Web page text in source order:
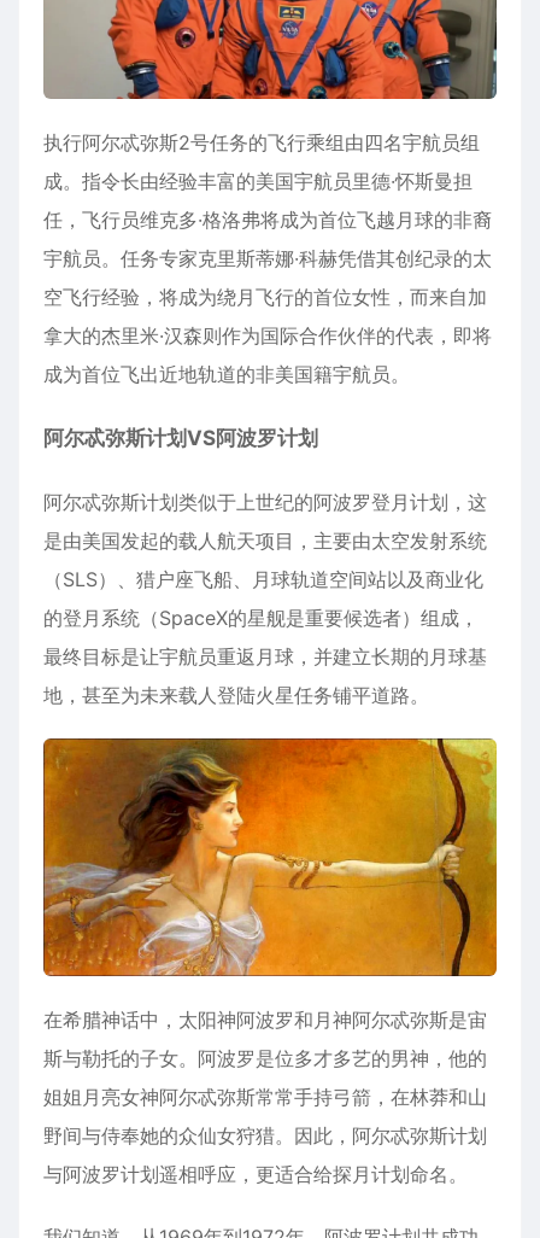
执行阿尔忒弥斯2号任务的飞行乘组由四名宇航员组
成。指令长由经验丰富的美国宇航员里德·怀斯曼担
任，飞行员维克多·格洛弗将成为首位飞越月球的非裔
宇航员。任务专家克里斯蒂娜·科赫凭借其创纪录的太
空飞行经验，将成为绕月飞行的首位女性，而来自加
拿大的杰里米·汉森则作为国际合作伙伴的代表，即将
成为首位飞出近地轨道的非美国籍宇航员。
阿尔忒弥斯计划VS阿波罗计划
阿尔忒弥斯计划类似于上世纪的阿波罗登月计划，这
是由美国发起的载人航天项目，主要由太空发射系统
（SLS）、 猎户座飞船 、月球轨道空间站以及商业化
的登月系统（SpaceX的星舰是重要候选者）组成，
最终目标是让宇航员重返月球，并建立长期的月球基
地，甚至为未来载人登陆火星任务铺平道路。
在希腊神话中，太阳神阿波罗和月神阿尔忒弥斯是宙
斯与勒托的子女。阿波罗是位多才多艺的男神，他的
姐姐月亮女神阿尔忒弥斯常常手持弓箭，在林莽和山
野间与侍奉她的众仙女狩猎。因此，阿尔忒弥斯计划
与阿波罗计划遥相呼应，更适合给探月计划命名。